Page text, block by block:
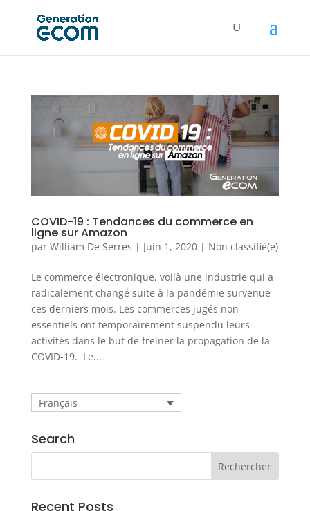
COVID-19 : Tendances du commerce en
ligne sur Amazon
par William De Serres | Juin 1, 2020| Non classifié(e)
Le commerce électronique, voilà une industrie qui a
radicalement changé suite à la pandémie survenue
ces derniers mois. Les commerces jugés non
essentiels ont temporairement suspendu leurs
activités dans le but de freiner la propagation de la
COVID-19. Le...
Français
Search
Recent Posts